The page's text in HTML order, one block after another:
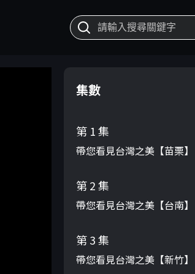
集數
第 1 集
帶您看見台灣之美【苗栗】
第 2 集
帶您看見台灣之美【台南】
第 3 集
帶您看見台灣之美【新竹】